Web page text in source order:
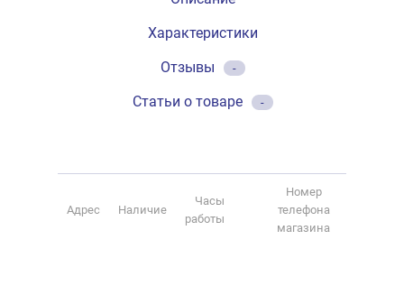
Характеристики
Отзывы
-
Статьи о товаре -
Адрес Наличие
Часы
работы
Номер
телефона
магазина